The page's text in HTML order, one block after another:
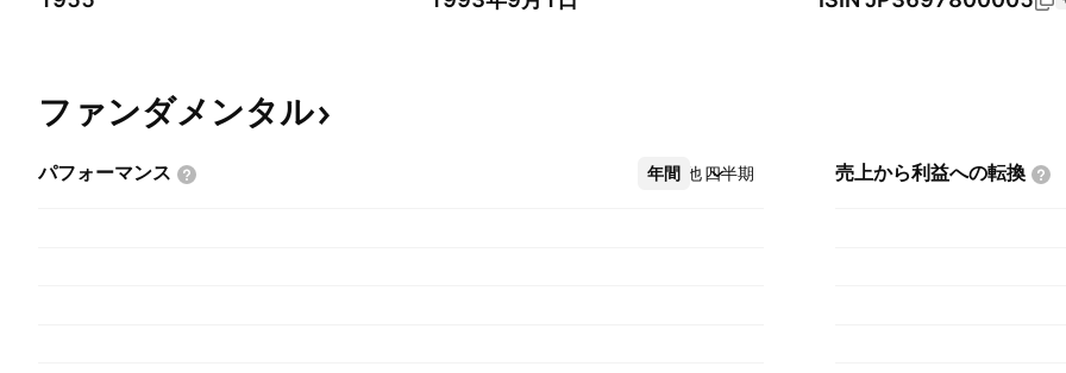
ファンダメンタル
パフォーマンス 年間 四半期
その他 売上から利益への転換